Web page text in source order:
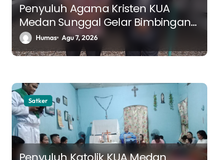
Penyuluh Agama Kristen KUA
Medan Sunggal Gelar Bimbingan
Rohani di RSJ Bina Karsa Medan
Humas Agu 7, 2026
Satker